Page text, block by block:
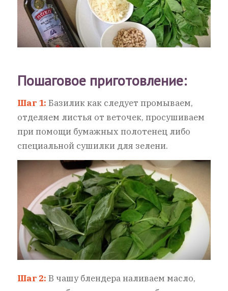
Пошаговое приготовление:
Шаг 1: Базилик как следует промываем,
отделяем листья от веточек, просушиваем
при помощи бумажных полотенец либо
специальной сушилки для зелени.
Шаг 2: В чашу блендера наливаем масло,